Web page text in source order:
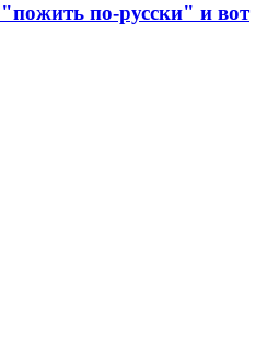
по-русски" и вот